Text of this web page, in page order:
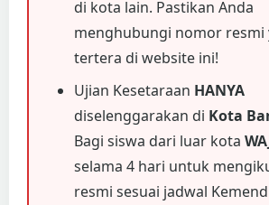
di kota lain. Pastikan Anda
menghubungi nomor resmi
tertera di website ini!
Ujian Kesetaraan HANYA
diselenggarakan di Kota
Bagi siswa dari luar kota
selama 4 hari untuk
resmi sesuai jadwal